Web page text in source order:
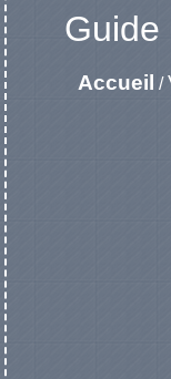
Guide
Accueil /